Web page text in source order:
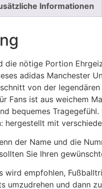
Informationen
die nötige Portion
adidas Manchester
von der
Fans ist aus weichem
bequemes
hergestellt mit
der Name und die
Sie Ihren
wird empfohlen,
umzudrehen und dann